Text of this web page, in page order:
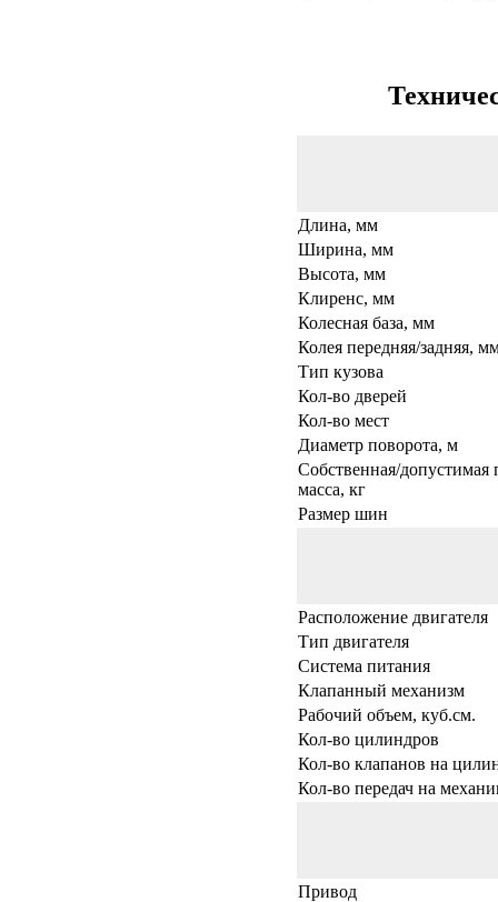
Длина, мм
Ширина, мм
Высота, мм
Клиренс, мм
Колесная база, мм
Колея передняя/задняя,
Тип кузова
Кол-во дверей
Кол-во мест
Диаметр поворота, м
Собственная/допустимая
масса, кг
Размер шин
Расположение двигателя
Тип двигателя
Система питания
Клапанный механизм
Рабочий объем, куб.см.
Кол-во цилиндров
Кол-во клапанов на
Кол-во передач на
Привод